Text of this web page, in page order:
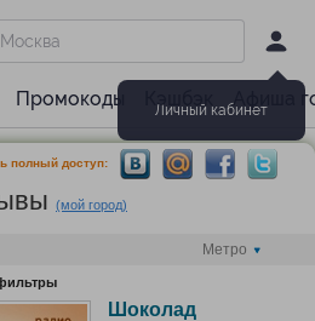
Личный кабинет
Промокоды Кэшбэк Афиша
полный доступ:
(мой город)
Метро
Шоколад